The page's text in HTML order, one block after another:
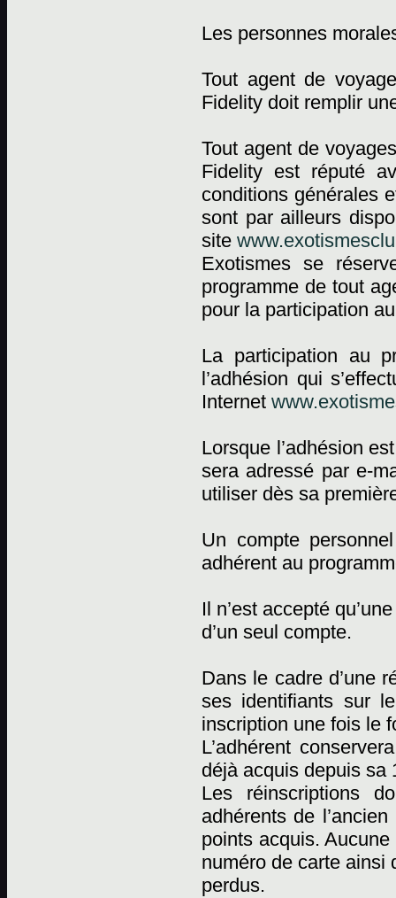
Les personnes
Tout agent de
Fidelity doit remplir
Tout agent de
Fidelity est réputé
conditions générales
sont par ailleurs
site
Exotismes se
programme de tout
pour la participation
La participation au
l’adhésion qui
Internet
Lorsque l’adhésion
sera adressé par e-
utiliser dès sa
Un compte
adhérent au
Il n’est accepté
d’un seul compte.
Dans le cadre d’une
ses identifiants sur
inscription une fois le
L’adhérent
déjà acquis depuis sa
Les réinscriptions
adhérents de
points acquis.
numéro de carte ainsi
perdus.